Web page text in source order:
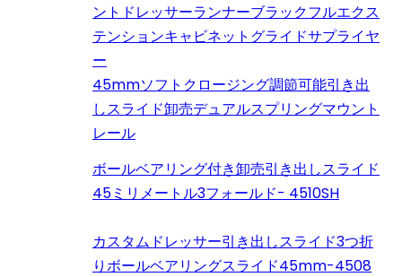
ントドレッサーランナーブラックフルエクス
テンションキャビネットグライドサプライヤ
ー
45mmソフトクロージング調節可能引き出
しスライド卸売デュアルスプリングマウント
レール
ボールベアリング付き卸売引き出しスライド
45ミリメートル3フォールド- 4510SH
カスタムドレッサー引き出しスライド3つ折
りボールベアリングスライド45mm-4508